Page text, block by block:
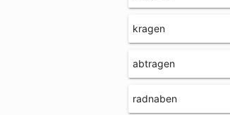
kragen
abtragen
radnaben